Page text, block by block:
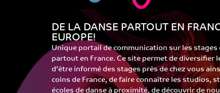
DE LA DANSE PARTOUT EN
EUROPE!
Unique portail de communication sur les stages
partout en France. Ce site permet de diversifier
d’être informé des stages près de chez vous
coins de France, de faire connaître les studios,
écoles de danse à proximité, de découvrir de